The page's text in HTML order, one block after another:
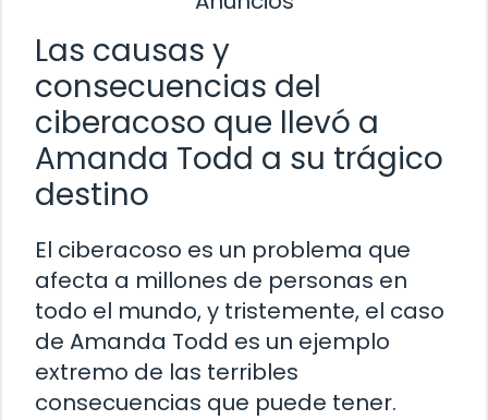
Las causas y
consecuencias del
ciberacoso que llevó a
Amanda Todd a su trágico
destino
El ciberacoso es un problema que
afecta a millones de personas en
todo el mundo, y tristemente, el caso
de Amanda Todd es un ejemplo
extremo de las terribles
consecuencias que puede tener.